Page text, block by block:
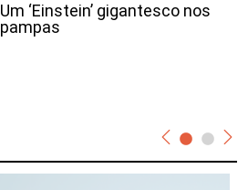
Um ‘Einstein’ gigantesco nos
pampas